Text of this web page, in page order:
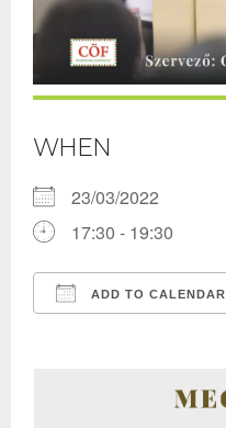
WHEN
23/03/2022
17:30 - 19:30
ADD TO CALENDAR